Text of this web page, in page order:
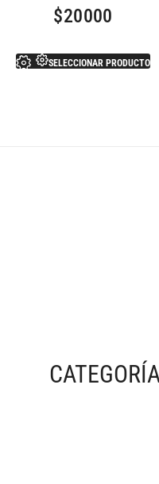
$20000
SELECCIONAR PRODUCTO